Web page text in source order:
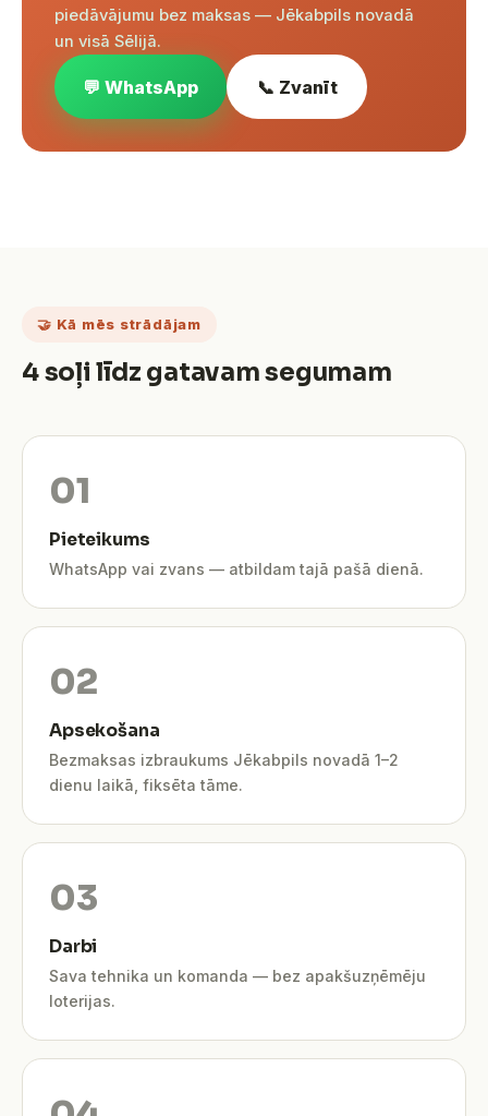
piedāvājumu bez maksas — Jēkabpils novadā
un visā Sēlijā.
💬 WhatsApp 📞 Zvanīt
🤝 Kā mēs strādājam
4 soļi līdz gatavam segumam
Pieteikums
WhatsApp vai zvans — atbildam tajā pašā dienā.
Apsekošana
Bezmaksas izbraukums Jēkabpils novadā 1–2
dienu laikā, fiksēta tāme.
Darbi
Sava tehnika un komanda — bez apakšuzņēmēju
loterijas.